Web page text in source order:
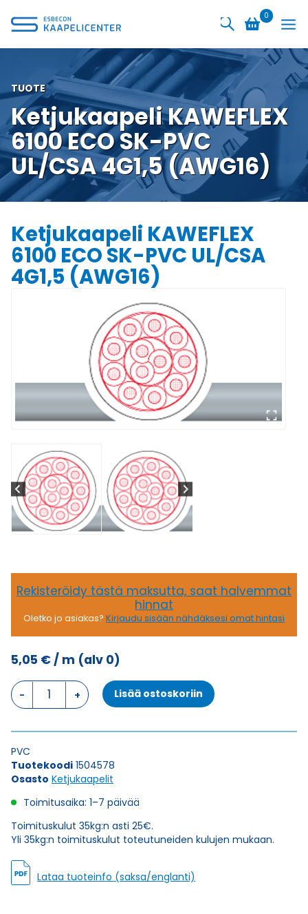
sisältöön
0
TUOTE
Ketjukaapeli KAWEFLEX
6100 ECO SK-PVC
UL/CSA 4G1,5 (AWG16)
Ketjukaapeli KAWEFLEX
6100 ECO SK-PVC UL/CSA
4G1,5 (AWG16)
Rekisteröidy tästä maksutta, saat halvemmat
hinnat
Oletko jo asiakas? Kirjaudu sisään nähdäksesi omat hintasi
5,05 €/ m (alv 0)
Ketjukaapeli
KAWEFLEX
ECO
UL/CSA
4G1,5
(AWG16)
Lisää ostoskoriin
PVC
Tuotekoodi 1504578
Osasto Ketjukaapelit
Toimitusaika: 1–7 päivää
Toimituskulut 35kg:n asti 25€.
Yli 35kg:n toimituskulut toteutuneiden kulujen mukaan.
Lataa tuoteinfo (saksa/englanti)